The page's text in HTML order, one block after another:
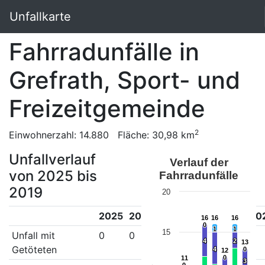
Unfallkarte
Fahrradunfälle in
Grefrath, Sport- und
Freizeitgemeinde
Einwohnerzahl: 14.880 Fläche: 30,98 km2
Unfallverlauf
von 2025 bis
2019
2025 2024 2022 2021
Unfall mit
Getöteten
0 0 0 1 0 1
Verlauf der
Fahrradunfälle
11
11
16
16 16
16
12
12
16
16
13
13
0
0
1
1
0
0
1
1
0
0
4
4
4
4
2
2
3
3
15
20